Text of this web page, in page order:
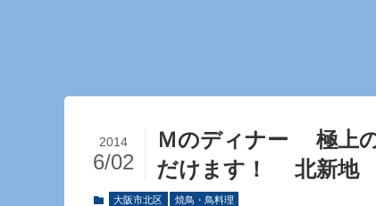
Ｍのディナー 極上
だけます！ 北新地
2014
6/02
大阪市北区 焼鳥・鳥料理